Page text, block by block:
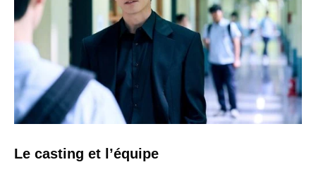
Le casting et l’équipe